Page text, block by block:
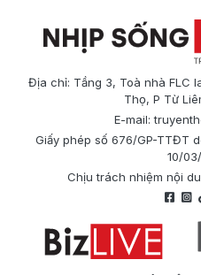
Địa chỉ: Tầng 3, Toà nhà FLC
Thọ, P Từ
E-mail:
Giấy phép số 676/GP-TTĐT
10/
Chịu trách nhiệm nội